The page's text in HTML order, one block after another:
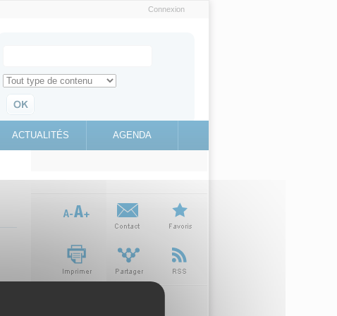
Connexion
Search for
Retrouvez toute l'information sur le site education.gouv.fr
ACTUALITÉS AGENDA